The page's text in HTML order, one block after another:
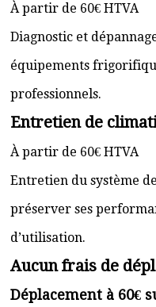
À partir de 60€ HTVA
Diagnostic et
équipements
professionnels.
Entretien de
À partir de 60€ HTVA
Entretien du système
préserver ses
d’utilisation.
Aucun frais de
Déplacement à 60€